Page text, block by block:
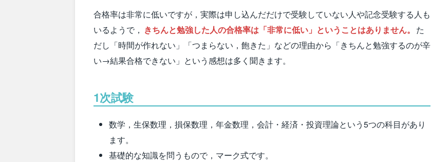
合格率は非常に低いですが，実際は申し込んだだけで受験していない人や記念受験する人も
いるようで， きちんと勉強した人の合格率は「非常に低い」ということはありません。 た
だし「時間が作れない」「つまらない，飽きた」などの理由から「きちんと勉強するのが辛
い→結果合格できない」という感想は多く聞きます。
1次試験
数学，生保数理，損保数理，年金数理，会計・経済・投資理論という5つの科目があり
ます。
基礎的な知識を問うもので，マーク式です。